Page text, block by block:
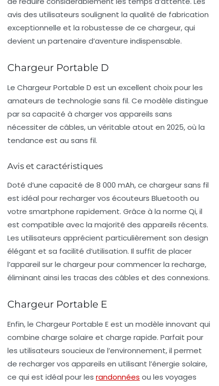
avis des utilisateurs soulignent la qualité de fabrication
exceptionnelle et la robustesse de ce chargeur, qui
devient un partenaire d’aventure indispensable.
Chargeur Portable D
Le Chargeur Portable D est un excellent choix pour les
amateurs de technologie sans fil. Ce modèle distingue
par sa capacité à charger vos appareils sans
nécessiter de câbles, un véritable atout en 2025, où la
tendance est au sans fil.
Avis et caractéristiques
Doté d’une capacité de 8 000 mAh, ce chargeur sans fil
est idéal pour recharger vos écouteurs Bluetooth ou
votre smartphone rapidement. Grâce à la norme Qi, il
est compatible avec la majorité des appareils récents.
Les utilisateurs apprécient particulièrement son design
élégant et sa facilité d’utilisation. Il suffit de placer
l’appareil sur le chargeur pour commencer la recharge,
éliminant ainsi les tracas des câbles et des connexions.
Chargeur Portable E
Enfin, le Chargeur Portable E est un modèle innovant qui
combine charge solaire et charge rapide. Parfait pour
les utilisateurs soucieux de l’environnement, il permet
de recharger vos appareils en utilisant l’énergie solaire,
ce qui est idéal pour les randonnées ou les voyages